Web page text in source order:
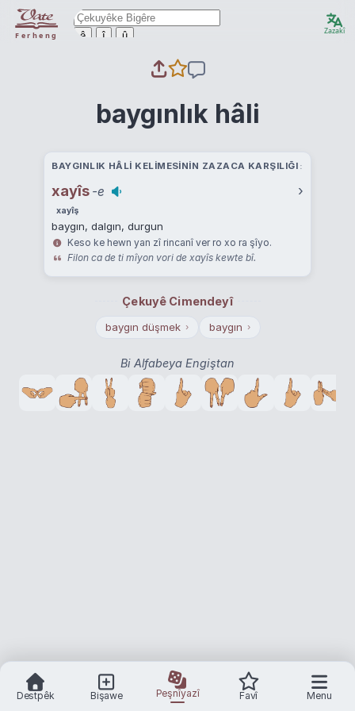
Ferheng ê î û Zazakî
baygınlık hâli
BAYGINLIK HÂLI KELIMESININ ZAZACA KARŞILIĞI
xayîs -e ›
xayîş
baygın, dalgın, durgun
Keso ke hewn yan zî rincanî ver ro xo ra şîyo.
Filon ca de ti mîyon vori de xayîs kewte bî.
Çekuyê Cimendeyî
baygın düşmek › baygın ›
Bi Alfabeya Engiştan
Destpêk Bişawe Peşnîyazî Favî Menu